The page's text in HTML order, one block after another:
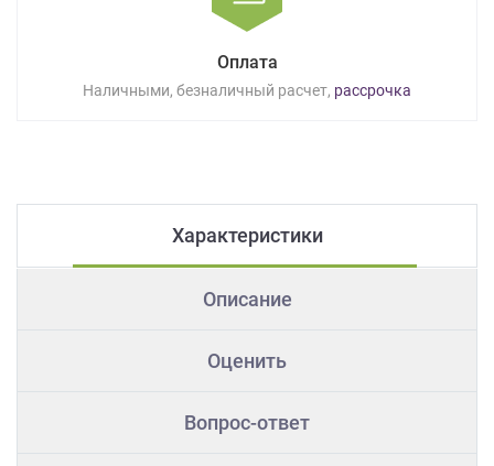
Оплата
Наличными, безналичный расчет, рассрочка
Характеристики
Описание
Оценить
Вопрос-ответ